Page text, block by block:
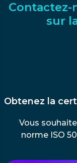
Contactez-
sur
Obtenez la
Vous
norme ISO